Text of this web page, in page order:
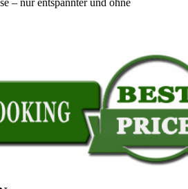
für Motorradtouren an der
zählt zu den schönsten
Weite Landstraßen, maritime
und kurvige Strecken
Erlebnis.
Sie innerhalb kurzer Zeit die Insel
Küstenstraßen, die Rügensche Schweiz,
lassen sich von hier ideal starten.